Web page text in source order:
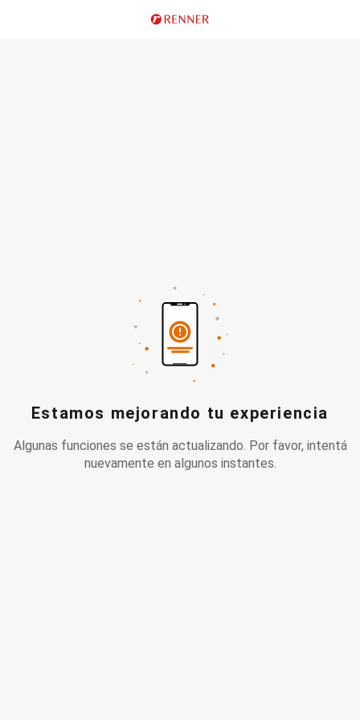
Estamos mejorando tu experiencia
Algunas funciones se están actualizando. Por favor, intentá
nuevamente en algunos instantes.